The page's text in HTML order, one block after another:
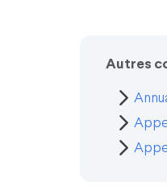
Autres